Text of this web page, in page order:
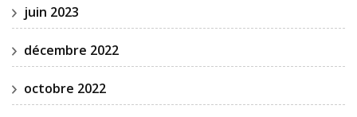
juin 2023
décembre 2022
octobre 2022